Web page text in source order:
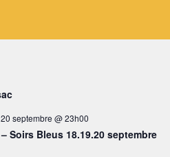
20 septembre @ 23h00
Soirs Bleus 18.19.20 septembre